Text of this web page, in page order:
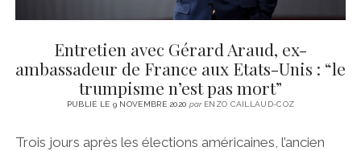
Entretien avec Gérard Araud, ex-
ambassadeur de France aux Etats-Unis : “le
trumpisme n’est pas mort”
PUBLIÉ LE 9 NOVEMBRE 2020 parENZO CAILLAUD-COZ
Trois jours après les élections américaines, l’ancien